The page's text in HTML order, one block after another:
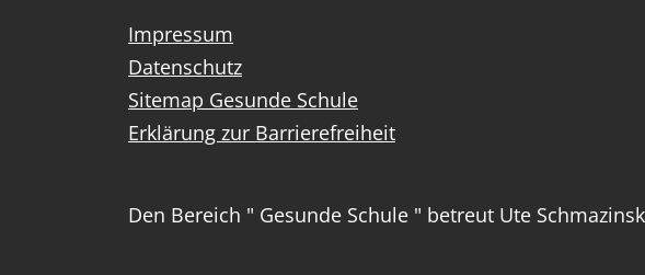
Impressum
Datenschutz
Sitemap Gesunde Schule
Erklärung zur Barrierefreiheit
Den Bereich " Gesunde Schule " betreut Ute